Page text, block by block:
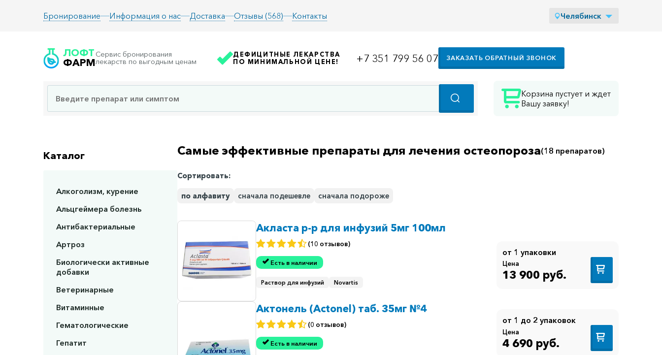
Бронирование Информация о нас Доставка Отзывы (568) Контакты Челябинск
ЛОФТ
ФАРМ
Сервис бронирования
лекарств по выгодным ценам
Корзина пустует и ждет
Вашу заявку!
ДЕФИЦИТНЫЕ ЛЕКАРСТВА
ПО МИНИМАЛЬНОЙ ЦЕНЕ!
+7 351 799 56 07 ЗАКАЗАТЬ ОБРАТНЫЙ ЗВОНОК
Каталог
Алкоголизм, курение
Альцгеймера болезнь
Антибактериальные
Артроз
Биологически активные
добавки
Ветеринарные
Витаминные
Гематологические
Гепатит
Самые эффективные препараты для лечения остеопороза(18 препаратов)
Сортировать:
по алфавиту сначала подешевле сначала подороже
Акласта р-р для инфузий 5мг 100мл
(10 отзывов)
Есть в наличии
Раствор для инфузий Novartis
от 1 упаковки
Цена
13 900 руб.
Актонель (Actonel) таб. 35мг №4
(0 отзывов)
Есть в наличии
от 1 до 2 упаковок
Цена
4 690 руб.